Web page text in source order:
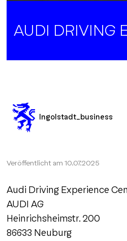
AUDI DRIVING
Ingolstadt_business
Veröffentlicht am 10.07.2025
Audi Driving Experience
AUDI AG
Heinrichsheimstr. 200
86633 Neuburg